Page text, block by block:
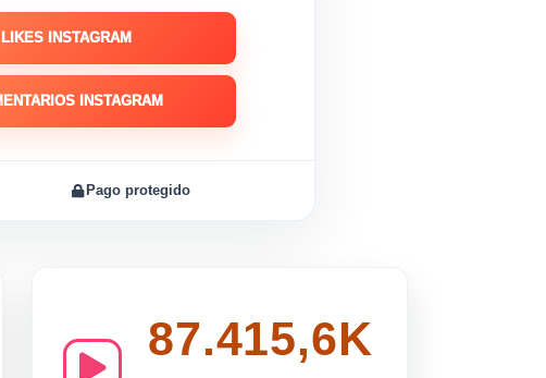
INSTAGRAM
INSTAGRAM
Pago protegido
87.415,7K